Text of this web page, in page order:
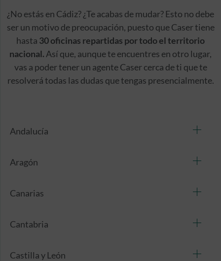
¿No estás en Cádiz? ¿Te acabas de mudar? Esto no debe
ser un motivo de preocupación, puesto que Caser tiene
hasta 30 oficinas repartidas por todo el territorio
nacional. Así que, aunque te encuentres en otro lugar,
vas a poder tener un agente Caser cerca de ti que te
resolverá todas las dudas que tengas presencialmente.
Andalucía
Aragón
Canarias
Cantabria
Castilla y León